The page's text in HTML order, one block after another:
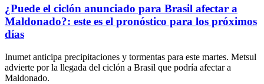
¿Puede el ciclón anunciado para Brasil afectar a
Maldonado?: este es el pronóstico para los próximos
días
Inumet anticipa precipitaciones y tormentas para este martes. Metsul
advierte por la llegada del ciclón a Brasil que podría afectar a
Maldonado.